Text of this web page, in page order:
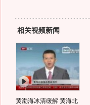
相关视频新闻
黄渤海冰清缓解 黄海北